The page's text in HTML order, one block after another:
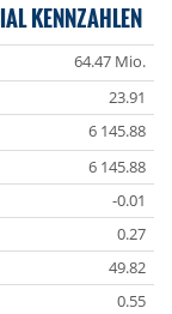
KENNZAHLEN
64.47 Mio.
23.91
6 145.88
6 145.88
-0.01
0.27
49.82
0.55